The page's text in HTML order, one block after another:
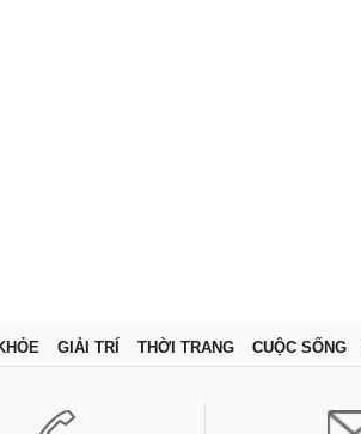
GIẢI TRÍ THỜI TRANG CUỘC SỐNG